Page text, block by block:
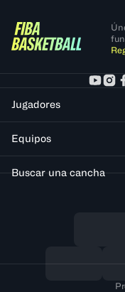
Jugadores
Equipos
Buscar una cancha